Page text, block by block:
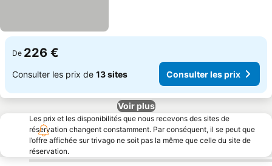
De 226 €
Consulter les prix de 13 sites Consulter les prix
Voir plus
Les prix et les disponibilités que nous recevons des sites de
réservation changent constamment. Par conséquent, il se peut que
l’offre affichée sur trivago ne soit pas la même que celle du site de
réservation.